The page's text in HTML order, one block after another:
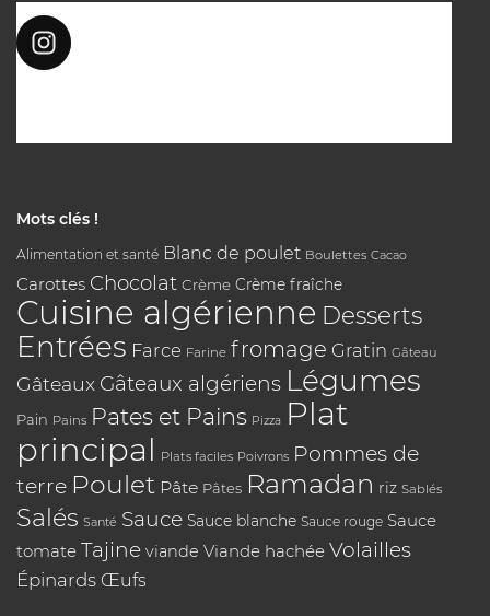
Mots clés !
Alimentation et santé Blanc de poulet Boulettes Cacao
Carottes Chocolat Crème Crème fraîche
Cuisine algérienne Desserts
Entrées Farce Farine fromage Gratin Gâteau
Gâteaux Gâteaux algériens Légumes
Pain Pains Pates et Pains Pizza Plat
principal Plats faciles Poivrons Pommes de
terre Poulet Pâte Pâtes Ramadan riz Sablés
Salés Santé Sauce Sauce blanche Sauce rouge Sauce
tomate Tajine viande Viande hachée Volailles
Épinards Œufs